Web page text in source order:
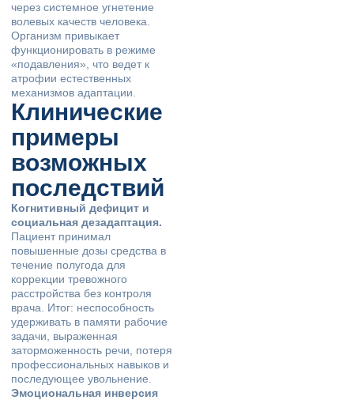
через системное угнетение
волевых качеств человека.
Организм привыкает
функционировать в режиме
«подавления», что ведет к
атрофии естественных
механизмов адаптации.
Клинические
примеры
возможных
последствий
Когнитивный дефицит и
социальная дезадаптация.
Пациент принимал
повышенные дозы средства в
течение полугода для
коррекции тревожного
расстройства без контроля
врача. Итог: неспособность
удерживать в памяти рабочие
задачи, выраженная
заторможенность речи, потеря
профессиональных навыков и
последующее увольнение.
Эмоциональная инверсия